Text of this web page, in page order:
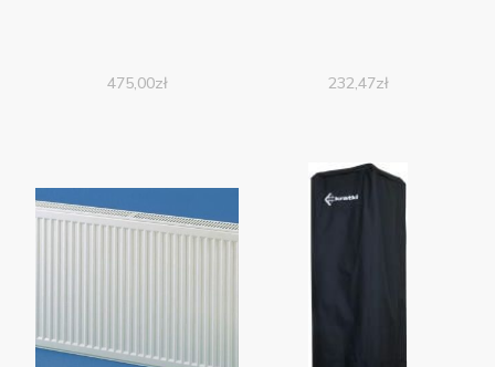
475,00zł 232,47zł